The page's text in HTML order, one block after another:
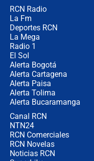
RCN Radio
La Fm
Deportes RCN
La Mega
Radio 1
El Sol
Alerta Bogotá
Alerta Cartagena
Alerta Paisa
Alerta Tolima
Alerta Bucaramanga
Canal RCN
NTN24
RCN Comerciales
RCN Novelas
Noticias RCN